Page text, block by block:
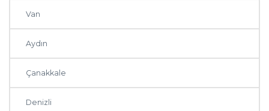
Van
Aydın
Çanakkale
Denizli